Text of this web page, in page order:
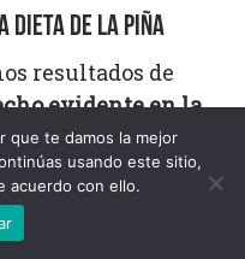
DIETA DE LA PIÑA
resultados de
evidente en la
eso que, en esta
que opinan algunas
y los resultados
que te damos la mejor
usando este sitio,
acuerdo con ello.